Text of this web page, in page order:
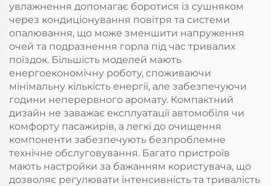
увлажнення допомагає боротися із сушняком
через кондиціонування повітря та системи
опалювання, що може зменшити напруження
очей та подразнення горла під час тривалих
поїздок. Більшість моделей мають
енергоекономічну роботу, споживаючи
мінімальну кількість енергії, але забезпечуючи
години неперервного аромату. Компактний
дизайн не заважає експлуатації автомобіля чи
комфорту пасажирів, а легкі до очищення
компоненти забезпечують безпроблемне
технічне обслуговування. Багато пристроїв
мають настройки за бажанням користувача, що
дозволяє регулювати інтенсивність та тривалість